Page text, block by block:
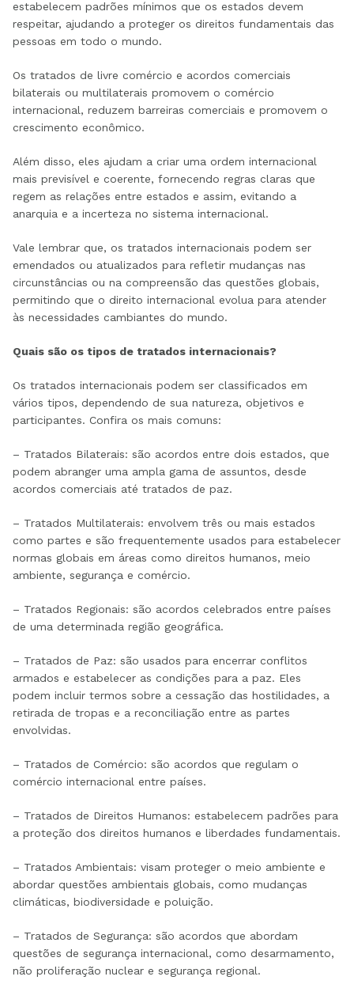
estabelecem padrões mínimos que os estados devem
respeitar, ajudando a proteger os direitos fundamentais das
pessoas em todo o mundo.
Os tratados de livre comércio e acordos comerciais
bilaterais ou multilaterais promovem o comércio
internacional, reduzem barreiras comerciais e promovem o
crescimento econômico.
Além disso, eles ajudam a criar uma ordem internacional
mais previsível e coerente, fornecendo regras claras que
regem as relações entre estados e assim, evitando a
anarquia e a incerteza no sistema internacional.
Vale lembrar que, os tratados internacionais podem ser
emendados ou atualizados para refletir mudanças nas
circunstâncias ou na compreensão das questões globais,
permitindo que o direito internacional evolua para atender
às necessidades cambiantes do mundo.
Quais são os tipos de tratados internacionais?
Os tratados internacionais podem ser classificados em
vários tipos, dependendo de sua natureza, objetivos e
participantes. Confira os mais comuns:
– Tratados Bilaterais: são acordos entre dois estados, que
podem abranger uma ampla gama de assuntos, desde
acordos comerciais até tratados de paz.
– Tratados Multilaterais: envolvem três ou mais estados
como partes e são frequentemente usados para estabelecer
normas globais em áreas como direitos humanos, meio
ambiente, segurança e comércio.
– Tratados Regionais: são acordos celebrados entre países
de uma determinada região geográfica.
– Tratados de Paz: são usados para encerrar conflitos
armados e estabelecer as condições para a paz. Eles
podem incluir termos sobre a cessação das hostilidades, a
retirada de tropas e a reconciliação entre as partes
envolvidas.
– Tratados de Comércio: são acordos que regulam o
comércio internacional entre países.
– Tratados de Direitos Humanos: estabelecem padrões para
a proteção dos direitos humanos e liberdades fundamentais.
– Tratados Ambientais: visam proteger o meio ambiente e
abordar questões ambientais globais, como mudanças
climáticas, biodiversidade e poluição.
– Tratados de Segurança: são acordos que abordam
questões de segurança internacional, como desarmamento,
não proliferação nuclear e segurança regional.